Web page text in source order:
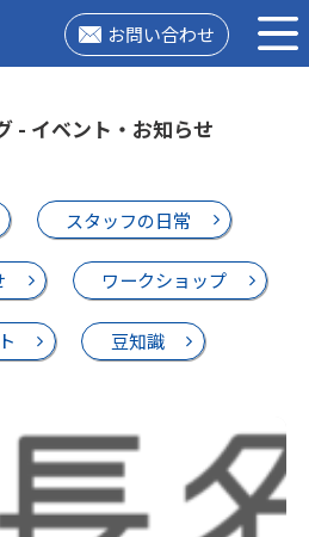
お問い合わせ
- イベント・お知らせ
スタッフの日常
ワークショップ
豆知識